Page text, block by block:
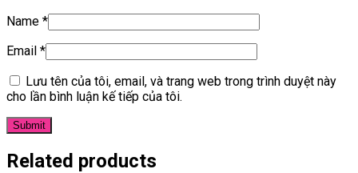
Name *
Email *
Lưu tên của tôi, email, và trang web trong trình duyệt này
cho lần bình luận kế tiếp của tôi.
Related products